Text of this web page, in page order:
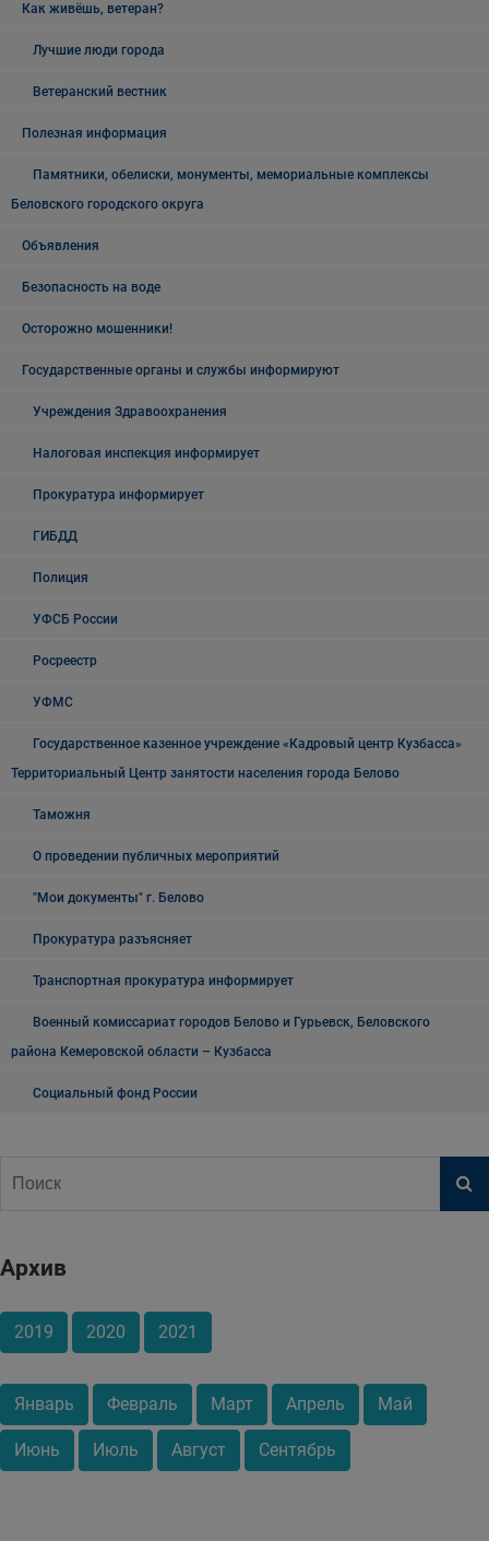
Как живёшь, ветеран?
Лучшие люди города
Ветеранский вестник
Полезная информация
Памятники, обелиски, монументы, мемориальные комплексы
Беловского городского округа
Объявления
Безопасность на воде
Осторожно мошенники!
Государственные органы и службы информируют
Учреждения Здравоохранения
Налоговая инспекция информирует
Прокуратура информирует
ГИБДД
Полиция
УФСБ России
Росреестр
УФМС
Государственное казенное учреждение «Кадровый центр Кузбасса»
Территориальный Центр занятости населения города Белово
Таможня
О проведении публичных мероприятий
"Мои документы" г. Белово
Прокуратура разъясняет
Транспортная прокуратура информирует
Военный комиссариат городов Белово и Гурьевск, Беловского
района Кемеровской области – Кузбасса
Социальный фонд России
Архив
2019 2020 2021
Январь Февраль Март Апрель Май
Июнь Июль Август Сентябрь